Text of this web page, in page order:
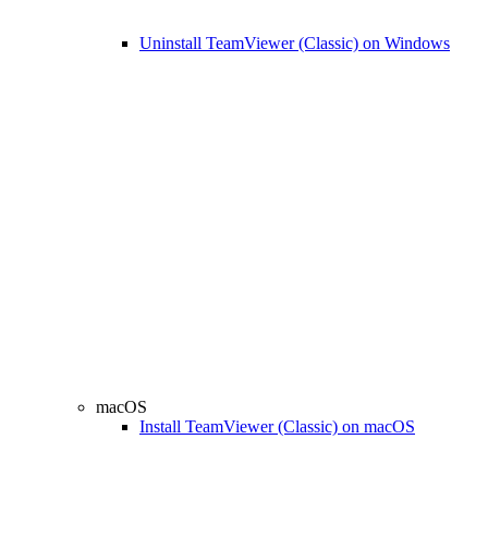
Uninstall TeamViewer (Classic) on Windows
macOS
Install TeamViewer (Classic) on macOS